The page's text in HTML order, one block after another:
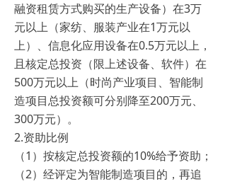
融资租赁方式购买的生产设备）在3万
元以上（家纺、服装产业在1万元以
上）、信息化应用设备在0.5万元以上，
且核定总投资（限上述设备、软件）在
500万元以上（时尚产业项目、智能制
造项目总投资额可分别降至200万元、
300万元）。
2.资助比例
（1）按核定总投资额的10%给予资助；
（2）经评定为智能制造项目的，再追